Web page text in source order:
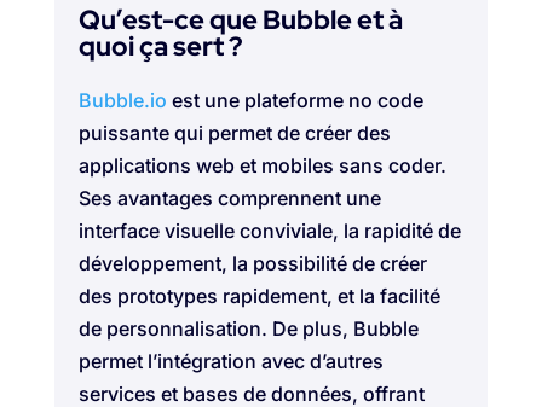
Qu’est-ce que Bubble et à
quoi ça sert ?
Bubble.io est une plateforme no code
puissante qui permet de créer des
applications web et mobiles sans coder.
Ses avantages comprennent une
interface visuelle conviviale, la rapidité de
développement, la possibilité de créer
des prototypes rapidement, et la facilité
de personnalisation. De plus, Bubble
permet l’intégration avec d’autres
services et bases de données, offrant